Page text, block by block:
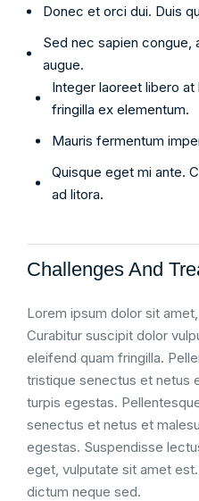
Donec et orci dui. Duis
Sed nec sapien congue,
augue.
Integer laoreet libero
fringilla ex elementum.
Mauris fermentum
Quisque eget mi ante.
ad litora.
Challenges And
Lorem ipsum dolor sit
Curabitur suscipit dolor
eleifend quam fringilla.
tristique senectus et netus
turpis egestas.
senectus et netus et
egestas. Suspendisse
eget, vulputate sit amet
dictum neque sed.